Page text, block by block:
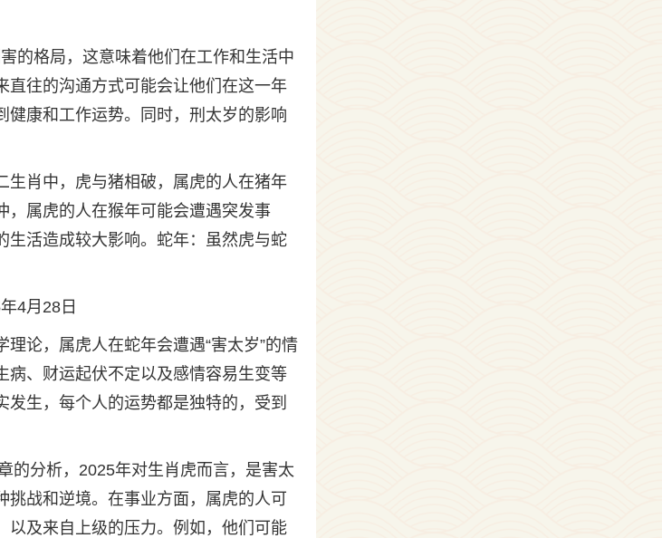
的格局，这意味着他们在工作和生活中
直往的沟通方式可能会让他们在这一年
健康和工作运势。同时，刑太岁的影响
生肖中，虎与猪相破，属虎的人在猪年
，属虎的人在猴年可能会遭遇突发事
生活造成较大影响。蛇年：虽然虎与蛇
4月28日
论，属虎人在蛇年会遭遇“害太岁”的情
病、财运起伏不定以及感情容易生变等
生，每个人的运势都是独特的，受到
的分析，2025年对生肖虎而言，是害太
战和逆境。在事业方面，属虎的人可
以及来自上级的压力。例如，他们可能